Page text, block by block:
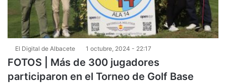
El Digital de Albacete 1 octubre, 2024 - 22:17
FOTOS | Más de 300 jugadores
participaron en el Torneo de Golf Base